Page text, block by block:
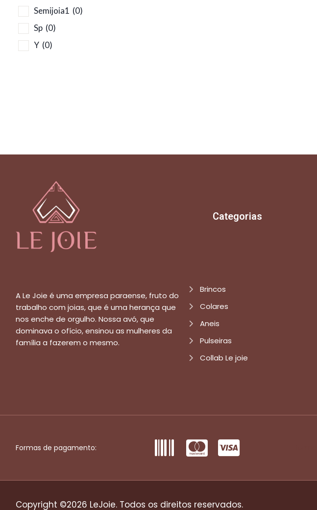
Semijoia1 (0)
Sp (0)
Y (0)
Categorias
A Le Joie é uma empresa paraense, fruto do
trabalho com joias, que é uma herança que
nos enche de orgulho. Nossa avó, que
dominava o ofício, ensinou as mulheres da
família a fazerem o mesmo.
Brincos
Colares
Aneis
Pulseiras
Collab Le joie
Formas de pagamento:
Copyright ©2026 LeJoie. Todos os direitos reservados.